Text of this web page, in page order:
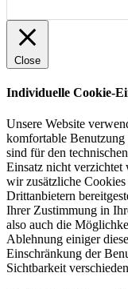
Close
Individuelle Cookie-
Unsere Website
komfortable
sind für den
Einsatz nicht verzichtet
wir zusätzliche
Drittanbietern
Ihrer Zustimmung in
also auch die
Ablehnung einiger
Einschränkung der
Sichtbarkeit